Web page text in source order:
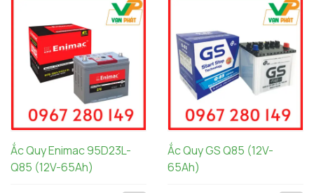
Ắc Quy Enimac 95D23L-
Q85 (12V-65Ah)
Ắc Quy GS Q85 (12V-
65Ah)